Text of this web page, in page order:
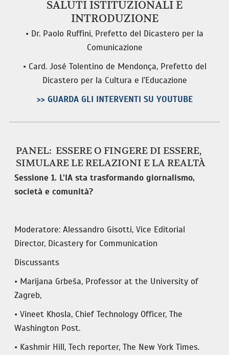
SALUTI ISTITUZIONALI E
INTRODUZIONE
• Dr. Paolo Ruffini, Prefetto del Dicastero per la
Comunicazione
• Card. José Tolentino de Mendonça, Prefetto del
Dicastero per la Cultura e l’Educazione
>> GUARDA GLI INTERVENTI SU YOUTUBE
PANEL: ESSERE O FINGERE DI ESSERE,
SIMULARE LE RELAZIONI E LA REALTÀ
Sessione 1. L’IA sta trasformando giornalismo,
società e comunità?
Moderatore: Alessandro Gisotti, Vice Editorial
Director, Dicastery for Communication
Discussants
• Marijana Grbeša, Professor at the University of
Zagreb,
• Vineet Khosla, Chief Technology Officer, The
Washington Post.
• Kashmir Hill, Tech reporter, The New York Times.